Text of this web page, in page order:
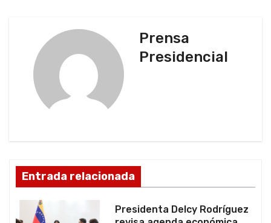
e
Prensa
Presidencial
Entrada relacionada
Presidenta Delcy Rodríguez